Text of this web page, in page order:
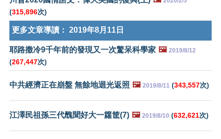
(315,896次)
更多文章導讀： 2019年8月11日
耶路撒冷9千年前的發現又一次驚呆科學家 🖼️ 2019/8/12
(267,447次)
中共經濟正在崩盤 無餘地迴光返照 🖼️ 2019/8/11 (343,557次)
江澤民祖孫三代醜聞好大一籮筐(7) 🖼️ 2019/8/10 (632,621次)